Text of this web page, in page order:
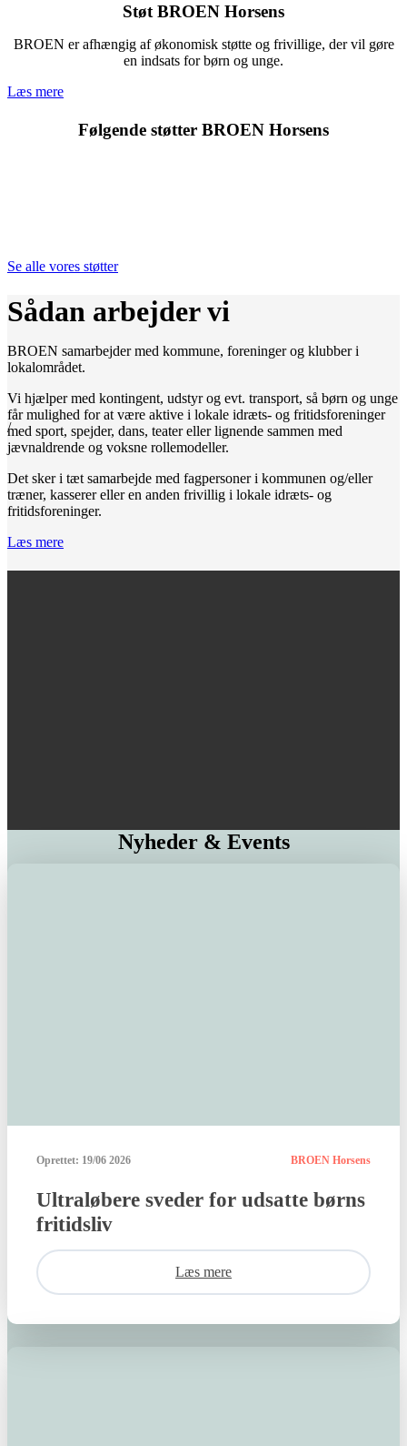
Støt BROEN Horsens
BROEN er afhængig af økonomisk støtte og frivillige, der vil gøre
en indsats for børn og unge.
Læs mere
Følgende støtter BROEN Horsens
/
Se alle vores støtter
Sådan arbejder vi
BROEN samarbejder med kommune, foreninger og klubber i
lokalområdet.
Vi hjælper med kontingent, udstyr og evt. transport, så børn og unge
får mulighed for at være aktive i lokale idræts- og fritidsforeninger
med sport, spejder, dans, teater eller lignende sammen med
jævnaldrende og voksne rollemodeller.
Det sker i tæt samarbejde med fagpersoner i kommunen og/eller
træner, kasserer eller en anden frivillig i lokale idræts- og
fritidsforeninger.
Læs mere
Nyheder & Events
BROEN Horsens
Oprettet: 19/06 2026
Ultraløbere sveder for udsatte børns
fritidsliv
Læs mere